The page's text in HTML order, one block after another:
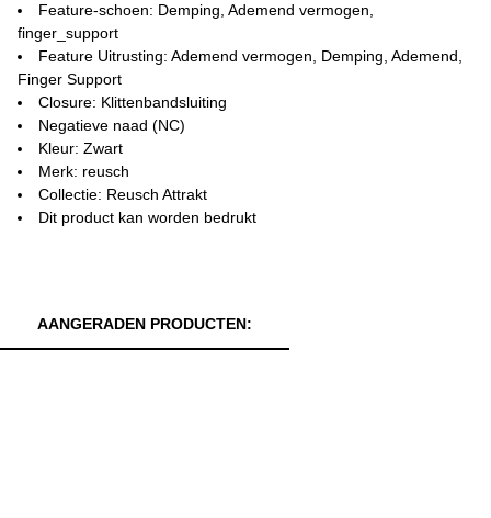
Feature-schoen: Demping, Ademend vermogen,
finger_support
Feature Uitrusting: Ademend vermogen, Demping, Ademend,
Finger Support
Closure: Klittenbandsluiting
Negatieve naad (NC)
Kleur: Zwart
Merk: reusch
Collectie: Reusch Attrakt
Dit product kan worden bedrukt
AANGERADEN PRODUCTEN: